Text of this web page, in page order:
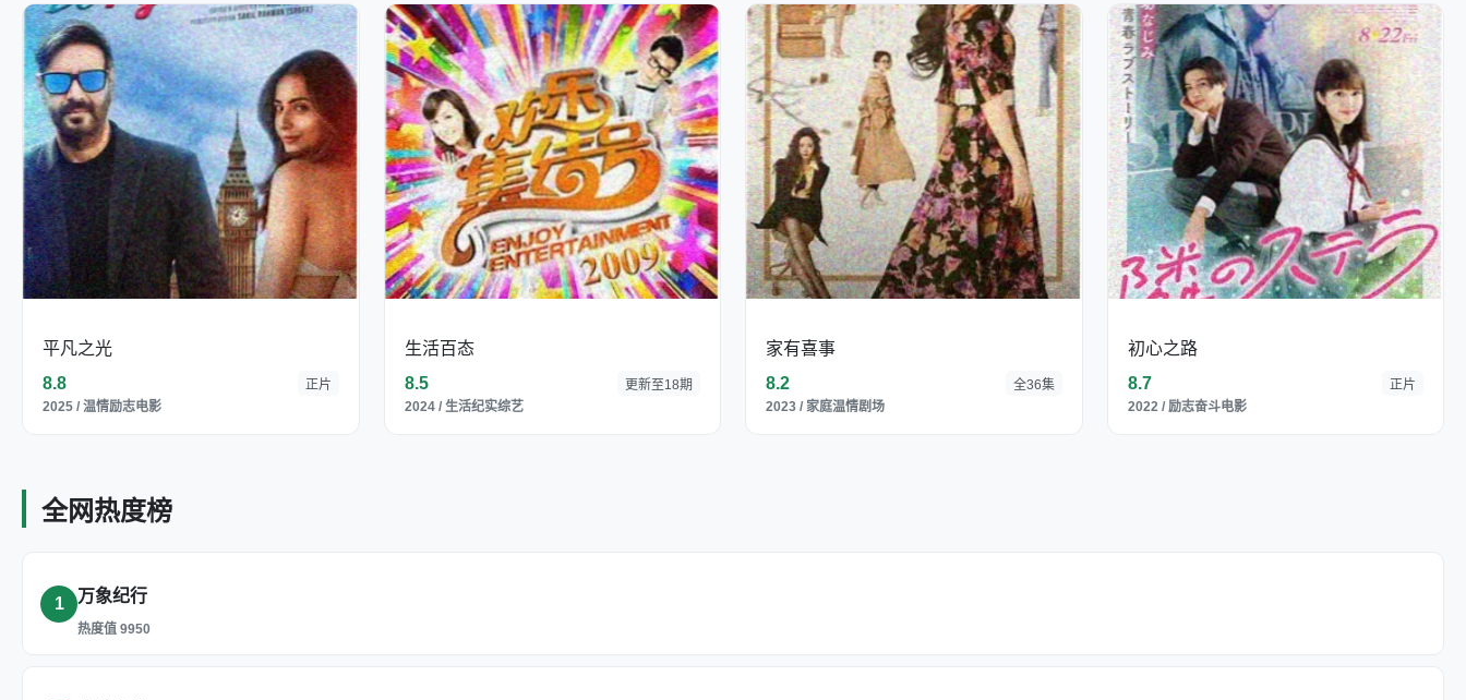
平凡之光
8.8
正片
2025 / 温情励志电影
生活百态
8.5
更新至18期
2024 / 生活纪实综艺
家有喜事
8.2
全36集
2023 / 家庭温情剧场
初心之路
8.7
正片
2022 / 励志奋斗电影
全网热度榜
1 万象纪行
热度值 9950